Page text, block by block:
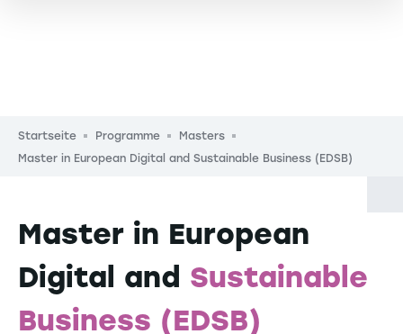
Pfadnavigation
Startseite Programme
Masters
Master in European Digital and Sustainable Business (EDSB)
Master in European
Digital and Sustainable
Business (EDSB)